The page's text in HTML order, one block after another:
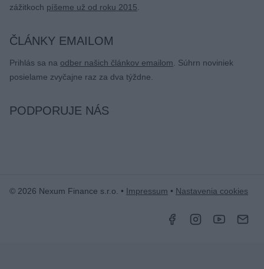
zážitkoch píšeme už od roku 2015.
ČLÁNKY EMAILOM
Prihlás sa na odber našich článkov emailom. Súhrn noviniek
posielame zvyčajne raz za dva týždne.
PODPORUJE NÁS
© 2026 Nexum Finance s.r.o. • Impressum • Nastavenia cookies